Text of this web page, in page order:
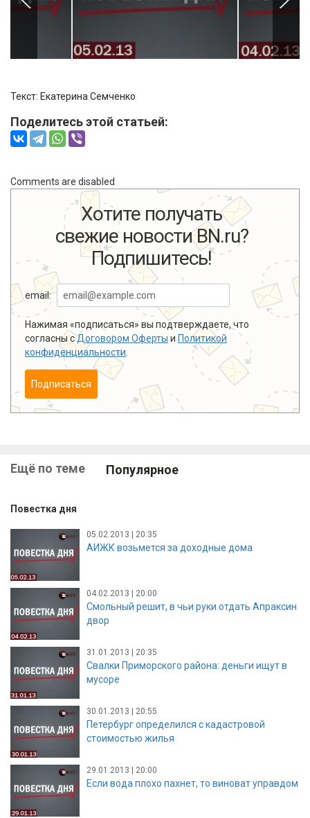
Текст: Екатерина Семченко
Поделитесь этой статьей:
Comments are disabled
Хотите получать
свежие новости BN.ru?
Подпишитесь!
email:
Нажимая «подписаться» вы подтверждаете, что
согласны сДоговором Оферты и Политикой
конфиденциальности
Подписаться
Ещё по теме Популярное
Повестка дня
05.02.2013 | 20:35
АИЖК возьмется за доходные дома
04.02.2013 | 20:00
Смольный решит, в чьи руки отдать Апраксин
двор
31.01.2013 | 20:35
Свалки Приморского района: деньги ищут в
мусоре
30.01.2013 | 20:55
Петербург определился с кадастровой
стоимостью жилья
29.01.2013 | 20:00
Если вода плохо пахнет, то виноват управдом